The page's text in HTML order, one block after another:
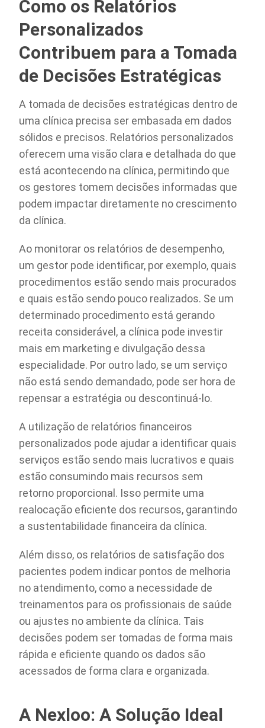
Como os Relatórios
Personalizados
Contribuem para a Tomada
de Decisões Estratégicas
A tomada de decisões estratégicas dentro de
uma clínica precisa ser embasada em dados
sólidos e precisos. Relatórios personalizados
oferecem uma visão clara e detalhada do que
está acontecendo na clínica, permitindo que
os gestores tomem decisões informadas que
podem impactar diretamente no crescimento
da clínica.
Ao monitorar os relatórios de desempenho,
um gestor pode identificar, por exemplo, quais
procedimentos estão sendo mais procurados
e quais estão sendo pouco realizados. Se um
determinado procedimento está gerando
receita considerável, a clínica pode investir
mais em marketing e divulgação dessa
especialidade. Por outro lado, se um serviço
não está sendo demandado, pode ser hora de
repensar a estratégia ou descontinuá-lo.
A utilização de relatórios financeiros
personalizados pode ajudar a identificar quais
serviços estão sendo mais lucrativos e quais
estão consumindo mais recursos sem
retorno proporcional. Isso permite uma
realocação eficiente dos recursos, garantindo
a sustentabilidade financeira da clínica.
Além disso, os relatórios de satisfação dos
pacientes podem indicar pontos de melhoria
no atendimento, como a necessidade de
treinamentos para os profissionais de saúde
ou ajustes no ambiente da clínica. Tais
decisões podem ser tomadas de forma mais
rápida e eficiente quando os dados são
acessados de forma clara e organizada.
A Nexloo: A Solução Ideal